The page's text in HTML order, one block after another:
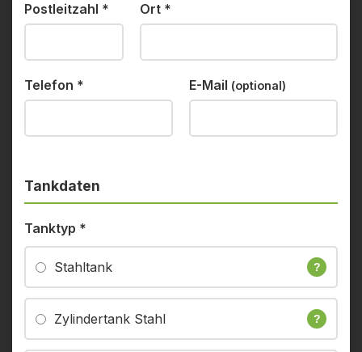
Postleitzahl * Ort *
Telefon * E-Mail (optional)
Tankdaten
Tanktyp *
Stahltank ?
Zylindertank Stahl ?